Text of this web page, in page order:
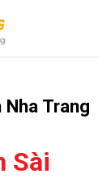
Trang
Sài